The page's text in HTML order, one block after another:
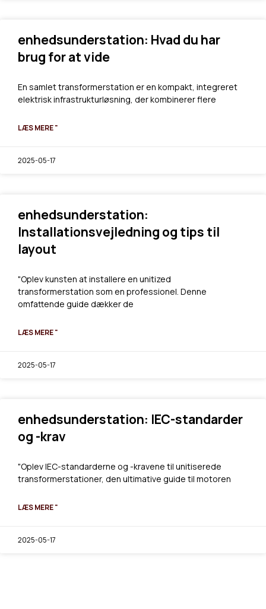
enhedsunderstation: Hvad du har
brug for at vide
En samlet transformerstation er en kompakt, integreret
elektrisk infrastrukturløsning, der kombinerer flere
LÆS MERE "
2025-05-17
enhedsunderstation:
Installationsvejledning og tips til
layout
"Oplev kunsten at installere en unitized
transformerstation som en professionel. Denne
omfattende guide dækker de
LÆS MERE "
2025-05-17
enhedsunderstation: IEC-standarder
og -krav
"Oplev IEC-standarderne og -kravene til unitiserede
transformerstationer, den ultimative guide til motoren
LÆS MERE "
2025-05-17